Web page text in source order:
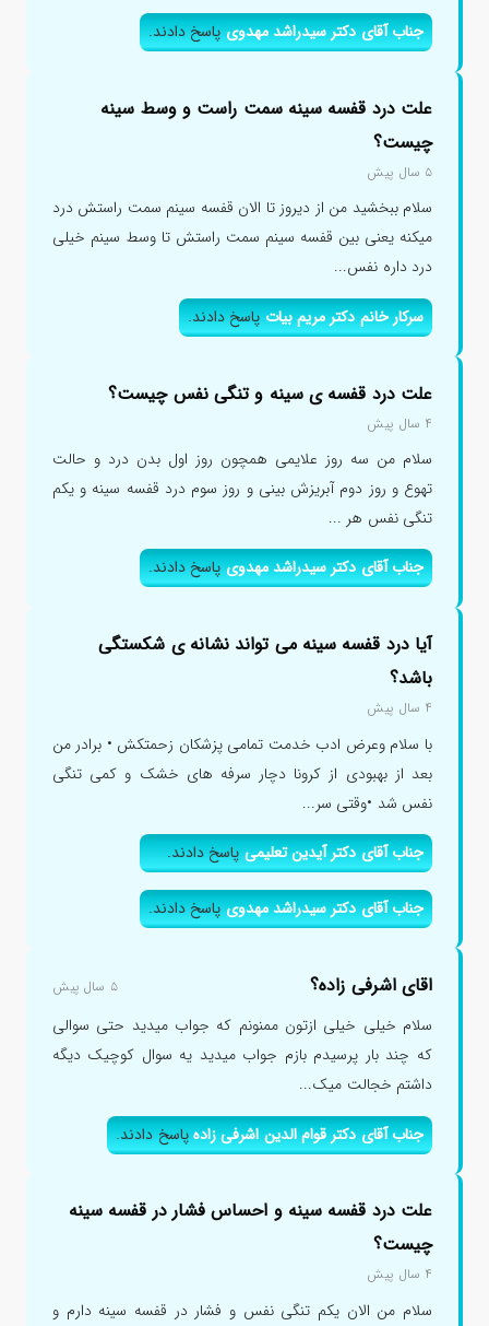
جناب آقای دکتر سیدراشد مهدویپاسخ دادند.
علت درد قفسه سینه سمت راست و وسط سینه
چیست؟
۵ سال پیش
سلام ببخشید من از دیروز تا الان قفسه سینم سمت راستش درد
میکنه یعنی بین قفسه سینم سمت راستش تا وسط سینم خیلی
درد داره نفس...
سرکار خانم دکتر مریم بیاتپاسخ دادند.
علت درد قفسه ی سینه و تنگی نفس چیست؟
۴ سال پیش
سلام من سه روز علایمی همچون روز اول بدن درد و حالت
تهوع و روز دوم آبریزش بینی و روز سوم درد قفسه سینه و یکم
تنگی نفس هر ...
جناب آقای دکتر سیدراشد مهدویپاسخ دادند.
آیا درد قفسه سینه می تواند نشانه ی شکستگی
باشد؟
۴ سال پیش
با سلام وعرض ادب خدمت تمامی پزشکان زحمتکش • برادر من
بعد از بهبودی از کرونا دچار سرفه های خشک و کمی تنگی
نفس شد •وقتی سر...
جناب آقای دکتر آیدین تعلیمیپاسخ دادند.
جناب آقای دکتر سیدراشد مهدویپاسخ دادند.
اقای اشرفی زاده؟ ۵ سال پیش
سلام خیلی خیلی ازتون ممنونم که جواب میدید حتی سوالی
که چند بار پرسیدم بازم جواب میدید یه سوال کوچیک دیگه
داشتم خجالت میک...
جناب آقای دکتر قوام الدین اشرفی زادهپاسخ دادند.
علت درد قفسه سینه و احساس فشار در قفسه سینه
چیست؟
۴ سال پیش
سلام من الان یکم تنگی نفس و فشار در قفسه سینه دارم و